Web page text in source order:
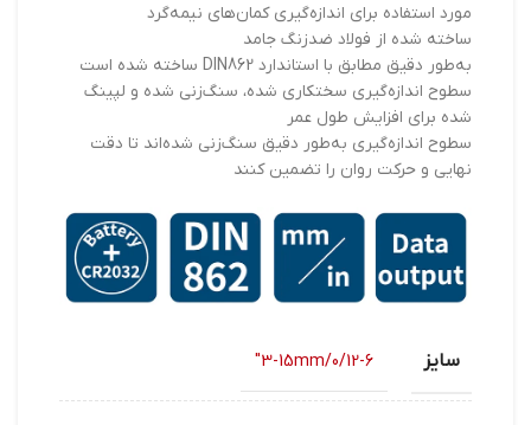
مورد استفاده برای اندازه‌گیری کمان‌های نیمه‌گرد
ساخته شده از فولاد ضدزنگ جامد
به‌طور دقیق مطابق با استاندارد DIN862 ساخته شده است
سطوح اندازه‌گیری سختکاری شده، سنگ‌زنی شده و لپینگ
شده برای افزایش طول عمر
سطوح اندازه‌گیری به‌طور دقیق سنگ‌زنی شده‌اند تا دقت
نهایی و حرکت روان را تضمین کنند
سایز 3-15mm/0/12-6"